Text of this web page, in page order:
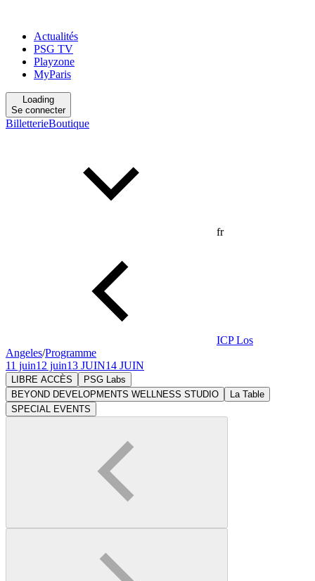
Actualités
PSG TV
Playzone
MyParis
Loading
Se connecter
BilletterieBoutique
fr
ICP Los
Angeles/Programme
11 juin12 juin13 JUIN14 JUIN
LIBRE ACCÈS
PSG Labs
BEYOND DEVELOPMENTS WELLNESS STUDIO
La Table
SPECIAL EVENTS